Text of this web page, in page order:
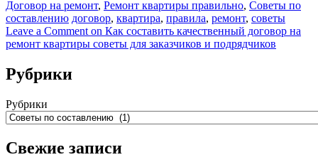
Договор на ремонт, Ремонт квартиры правильно, Советы по
составлению договор, квартира, правила, ремонт, советы
Leave a Comment on Как составить качественный договор на
ремонт квартиры советы для заказчиков и подрядчиков
Рубрики
Рубрики
Свежие записи